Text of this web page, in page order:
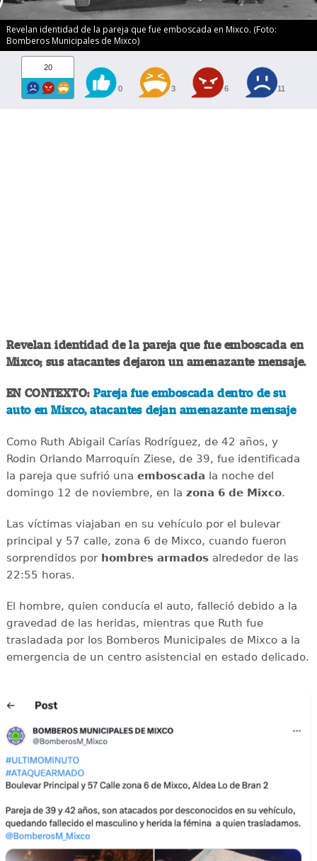
Revelan identidad de la pareja que fue emboscada en Mixco. (Foto:
Bomberos Municipales de Mixco)
20
0 3 6 11
Revelan identidad de la pareja que fue emboscada en
Mixco; sus atacantes dejaron un amenazante mensaje.
EN CONTEXTO: Pareja fue emboscada dentro de su
auto en Mixco, atacantes dejan amenazante mensaje
Como Ruth Abigail Carías Rodríguez, de 42 años, y
Rodin Orlando Marroquín Ziese, de 39, fue identificada
la pareja que sufrió una emboscada la noche del
domingo 12 de noviembre, en la zona 6 de Mixco.
Las víctimas viajaban en su vehículo por el bulevar
principal y 57 calle, zona 6 de Mixco, cuando fueron
sorprendidos por hombres armadosalrededor de las
22:55 horas.
El hombre, quien conducía el auto, falleció debido a la
gravedad de las heridas, mientras que Ruth fue
trasladada por los Bomberos Municipales de Mixco a la
emergencia de un centro asistencial en estado delicado.